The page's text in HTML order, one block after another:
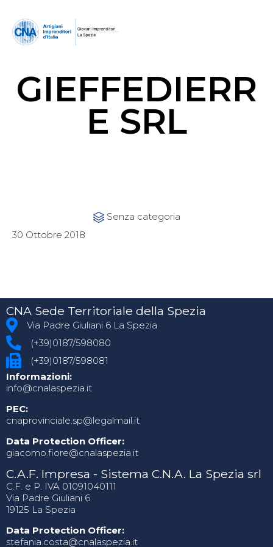
GIEFFEDIERR
E SRL
 Category
Senza categoria
30 Ottobre 2018
CNA Sede Territoriale della Spezia
Via Padre Giuliani 6 La Spezia
(+39)0187/598080
(+39)0187/598081
Informazioni:
info@cnalaspezia.it
PEC:
cnaprovinciale.sp@legalmail.it
Data Protection Officer:
giacomo.fiore@cnalaspezia.it
C.A.F. Impresa - Sistema C.N.A. La Spezia srl
C.F. e P. IVA 01091040111
Via Padre Giuliani 6
19125 La Spezia
Data Protection Officer:
stefania.costa@cnalaspezia.it